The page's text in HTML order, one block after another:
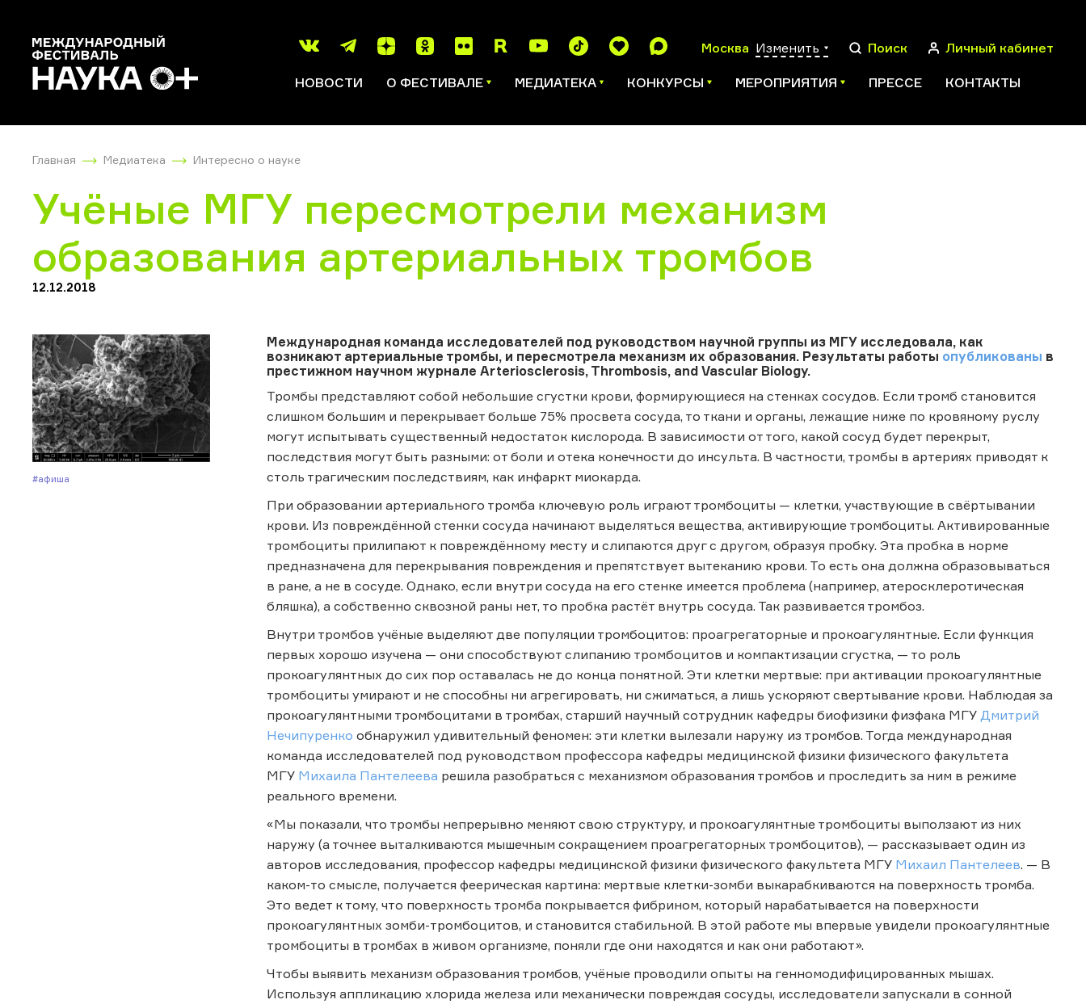
Москва Изменить Поиск Личный кабинет
НОВОСТИ О ФЕСТИВАЛЕ МЕДИАТЕКА КОНКУРСЫ МЕРОПРИЯТИЯ ПРЕССЕ КОНТАКТЫ
Главная Медиатека Интересно о науке
Учёные МГУ пересмотрели механизм
образования артериальных тромбов
12.12.2018
#Афиша
Международная команда исследователей под руководством научной группы из МГУ исследовала, как
возникают артериальные тромбы, и пересмотрела механизм их образования. Результаты работы опубликованы в
престижном научном журнале Arteriosclerosis, Thrombosis, and Vascular Biology.
Тромбы представляют собой небольшие сгустки крови, формирующиеся на стенках сосудов. Если тромб становится
слишком большим и перекрывает больше 75% просвета сосуда, то ткани и органы, лежащие ниже по кровяному руслу
могут испытывать существенный недостаток кислорода. В зависимости от того, какой сосуд будет перекрыт,
последствия могут быть разными: от боли и отека конечности до инсульта. В частности, тромбы в артериях приводят к
столь трагическим последствиям, как инфаркт миокарда.
При образовании артериального тромба ключевую роль играют тромбоциты — клетки, участвующие в свёртывании
крови. Из повреждённой стенки сосуда начинают выделяться вещества, активирующие тромбоциты. Активированные
тромбоциты прилипают к повреждённому месту и слипаются друг с другом, образуя пробку. Эта пробка в норме
предназначена для перекрывания повреждения и препятствует вытеканию крови. То есть она должна образовываться
в ране, а не в сосуде. Однако, если внутри сосуда на его стенке имеется проблема (например, атеросклеротическая
бляшка), а собственно сквозной раны нет, то пробка растёт внутрь сосуда. Так развивается тромбоз.
Внутри тромбов учёные выделяют две популяции тромбоцитов: проагрегаторные и прокоагулянтные. Если функция
первых хорошо изучена — они способствуют слипанию тромбоцитов и компактизации сгустка, — то роль
прокоагулянтных до сих пор оставалась не до конца понятной. Эти клетки мертвые: при активации прокоагулянтные
тромбоциты умирают и не способны ни агрегировать, ни сжиматься, а лишь ускоряют свертывание крови. Наблюдая за
прокоагулянтными тромбоцитами в тромбах, старший научный сотрудник кафедры биофизики физфака МГУ Дмитрий
Нечипуренко обнаружил удивительный феномен: эти клетки вылезали наружу из тромбов. Тогда международная
команда исследователей под руководством профессора кафедры медицинской физики физического факультета
МГУ Михаила Пантелеева решила разобраться с механизмом образования тромбов и проследить за ним в режиме
реального времени.
«Мы показали, что тромбы непрерывно меняют свою структуру, и прокоагулянтные тромбоциты выползают из них
наружу (а точнее выталкиваются мышечным сокращением проагрегаторных тромбоцитов), — рассказывает один из
авторов исследования, профессор кафедры медицинской физики физического факультета МГУ Михаил Пантелеев. — В
каком-то смысле, получается феерическая картина: мертвые клетки-зомби выкарабкиваются на поверхность тромба.
Это ведет к тому, что поверхность тромба покрывается фибрином, который нарабатывается на поверхности
прокоагулянтных зомби-тромбоцитов, и становится стабильной. В этой работе мы впервые увидели прокоагулянтные
тромбоциты в тромбах в живом организме, поняли где они находятся и как они работают».
Чтобы выявить механизм образования тромбов, учёные проводили опыты на генномодифицированных мышах.
Используя аппликацию хлорида железа или механически повреждая сосуды, исследователи запускали в сонной